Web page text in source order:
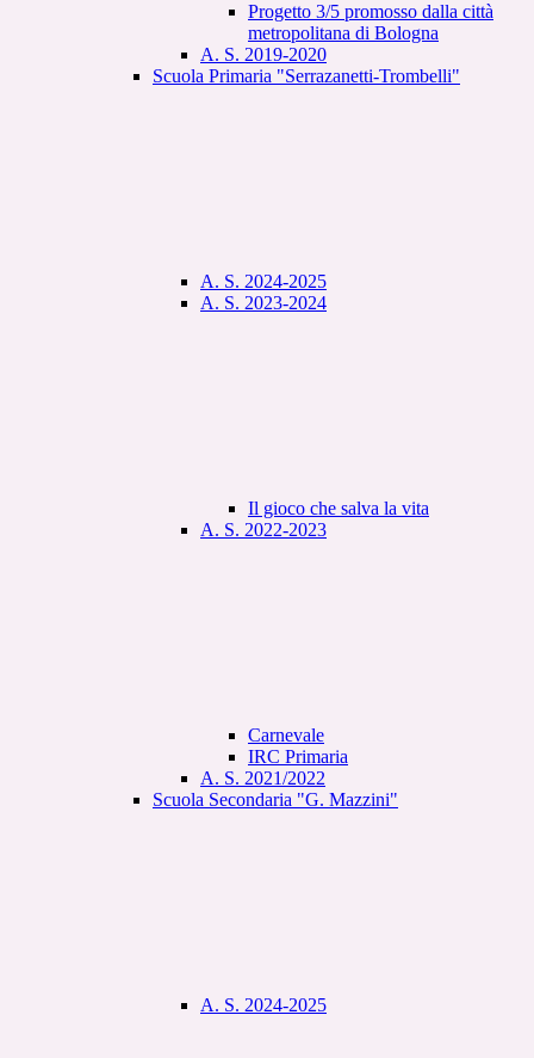
Progetto 3/5 promosso dalla città
metropolitana di Bologna
A. S. 2019-2020
Scuola Primaria "Serrazanetti-Trombelli"
A. S. 2024-2025
A. S. 2023-2024
Il gioco che salva la vita
A. S. 2022-2023
Carnevale
IRC Primaria
A. S. 2021/2022
Scuola Secondaria "G. Mazzini"
A. S. 2024-2025